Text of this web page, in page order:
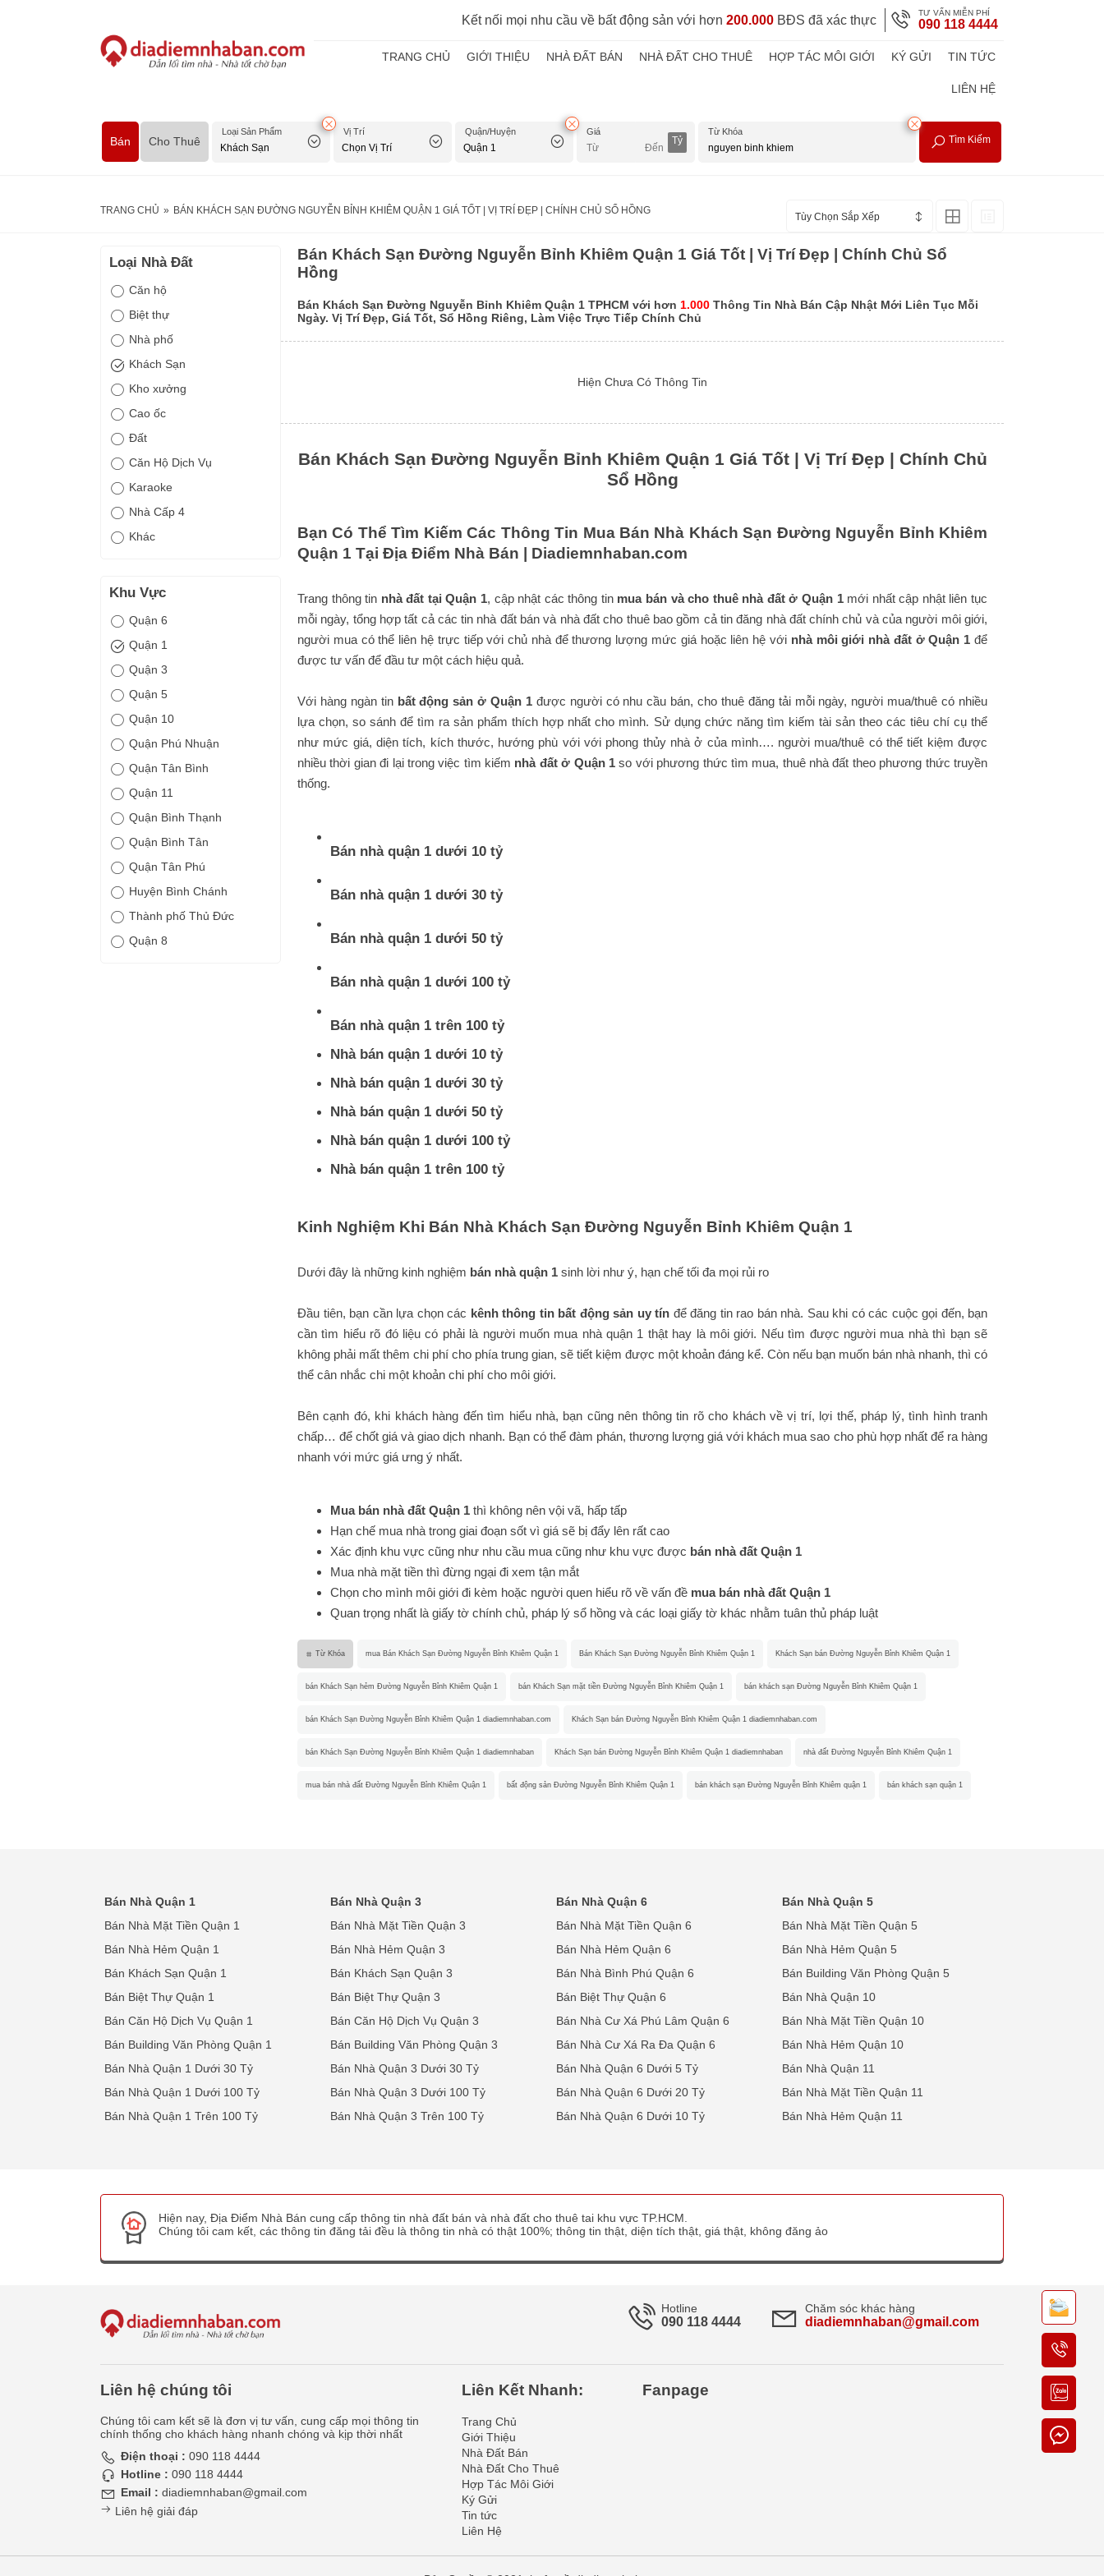
Kết nối mọi nhu cầu về bất động sản với hơn 200.000 BĐS đã xác thực TƯ VẤN MIỄN PHÍ
090 118 4444
TRANG CHỦ GIỚI THIỆU NHÀ ĐẤT BÁN NHÀ ĐẤT CHO THUÊ HỢP TÁC MÔI GIỚI KÝ GỬI TIN TỨC
LIÊN HỆ
Bán Cho Thuê
Loại Sản Phẩm Vị Trí Quận/Huyện Giá
Tỷ
Từ Khóa
Tìm Kiếm
TRANG CHỦ » BÁN KHÁCH SẠN ĐƯỜNG NGUYỄN BỈNH KHIÊM QUẬN 1 GIÁ TỐT | VỊ TRÍ ĐẸP | CHÍNH CHỦ SỔ HỒNG
Tùy Chọn Sắp Xếp
Loại Nhà Đất
Căn hộ
Biệt thự
Nhà phố
Khách Sạn
Kho xưởng
Cao ốc
Đất
Căn Hộ Dịch Vụ
Karaoke
Nhà Cấp 4
Khác
Khu Vực
Quận 6
Quận 1
Quận 3
Quận 5
Quận 10
Quận Phú Nhuận
Quận Tân Bình
Quận 11
Quận Bình Thạnh
Quận Bình Tân
Quận Tân Phú
Huyện Bình Chánh
Thành phố Thủ Đức
Quận 8
Bán Khách Sạn Đường Nguyễn Bỉnh Khiêm Quận 1 Giá Tốt | Vị Trí Đẹp | Chính Chủ Sổ
Hồng
Bán Khách Sạn Đường Nguyễn Bỉnh Khiêm Quận 1 TPHCM với hơn 1.000 Thông Tin Nhà Bán Cập Nhật Mới Liên Tục Mỗi
Ngày. Vị Trí Đẹp, Giá Tốt, Sổ Hồng Riêng, Làm Việc Trực Tiếp Chính Chủ
Hiện Chưa Có Thông Tin
Bán Khách Sạn Đường Nguyễn Bỉnh Khiêm Quận 1 Giá Tốt | Vị Trí Đẹp | Chính Chủ
Sổ Hồng
Bạn Có Thể Tìm Kiếm Các Thông Tin Mua Bán Nhà Khách Sạn Đường Nguyễn Bỉnh Khiêm
Quận 1 Tại Địa Điểm Nhà Bán | Diadiemnhaban.com
Trang thông tin nhà đất tại Quận 1, cập nhật các thông tin mua bán và cho thuê nhà đất ở Quận 1mới nhất cập nhật liên tục
mỗi ngày, tổng hợp tất cả các tin nhà đất bán và nhà đất cho thuê bao gồm cả tin đăng nhà đất chính chủ và của người môi giới,
người mua có thể liên hệ trực tiếp với chủ nhà để thương lượng mức giá hoặc liên hệ với nhà môi giới nhà đất ở Quận 1 để
được tư vấn để đầu tư một cách hiệu quả.
Với hàng ngàn tin bất động sản ở Quận 1được người có nhu cầu bán, cho thuê đăng tải mỗi ngày, người mua/thuê có nhiều
lựa chọn, so sánh để tìm ra sản phẩm thích hợp nhất cho mình. Sử dụng chức năng tìm kiếm tài sản theo các tiêu chí cụ thể
như mức giá, diện tích, kích thước, hướng phù với với phong thủy nhà ở của mình…. người mua/thuê có thể tiết kiệm được
nhiều thời gian đi lại trong việc tìm kiếm nhà đất ở Quận 1 so với phương thức tìm mua, thuê nhà đất theo phương thức truyền
thống.
Bán nhà quận 1 dưới 10 tỷ
Bán nhà quận 1 dưới 30 tỷ
Bán nhà quận 1 dưới 50 tỷ
Bán nhà quận 1 dưới 100 tỷ
Bán nhà quận 1 trên 100 tỷ
Nhà bán quận 1 dưới 10 tỷ
Nhà bán quận 1 dưới 30 tỷ
Nhà bán quận 1 dưới 50 tỷ
Nhà bán quận 1 dưới 100 tỷ
Nhà bán quận 1 trên 100 tỷ
Kinh Nghiệm Khi Bán Nhà Khách Sạn Đường Nguyễn Bỉnh Khiêm Quận 1
Dưới đây là những kinh nghiệm bán nhà quận 1 sinh lời như ý, hạn chế tối đa mọi rủi ro
Đầu tiên, bạn cần lựa chọn các kênh thông tin bất động sản uy tín để đăng tin rao bán nhà. Sau khi có các cuộc gọi đến, bạn
cần tìm hiểu rõ đó liệu có phải là người muốn mua nhà quận 1 thật hay là môi giới. Nếu tìm được người mua nhà thì bạn sẽ
không phải mất thêm chi phí cho phía trung gian, sẽ tiết kiệm được một khoản đáng kể. Còn nếu bạn muốn bán nhà nhanh, thì có
thể cân nhắc chi một khoản chi phí cho môi giới.
Bên cạnh đó, khi khách hàng đến tìm hiểu nhà, bạn cũng nên thông tin rõ cho khách về vị trí, lợi thế, pháp lý, tình hình tranh
chấp… để chốt giá và giao dịch nhanh. Bạn có thể đàm phán, thương lượng giá với khách mua sao cho phù hợp nhất để ra hàng
nhanh với mức giá ưng ý nhất.
Mua bán nhà đất Quận 1 thì không nên vội vã, hấp tấp
Hạn chế mua nhà trong giai đoạn sốt vì giá sẽ bị đẩy lên rất cao
Xác định khu vực cũng như nhu cầu mua cũng như khu vực được bán nhà đất Quận 1
Mua nhà mặt tiền thì đừng ngại đi xem tận mắt
Chọn cho mình môi giới đi kèm hoặc người quen hiểu rõ về vấn đề mua bán nhà đất Quận 1
Quan trọng nhất là giấy tờ chính chủ, pháp lý sổ hồng và các loại giấy tờ khác nhằm tuân thủ pháp luật
Từ Khóa mua Bán Khách Sạn Đường Nguyễn Bỉnh Khiêm Quận 1 Bán Khách Sạn Đường Nguyễn Bỉnh Khiêm Quận 1 Khách Sạn bán Đường Nguyễn Bỉnh Khiêm Quận 1
bán Khách Sạn hẻm Đường Nguyễn Bỉnh Khiêm Quận 1 bán Khách Sạn mặt tiền Đường Nguyễn Bỉnh Khiêm Quận 1 bán khách sạn Đường Nguyễn Bỉnh Khiêm Quận 1
bán Khách Sạn Đường Nguyễn Bỉnh Khiêm Quận 1 diadiemnhaban.com Khách Sạn bán Đường Nguyễn Bỉnh Khiêm Quận 1 diadiemnhaban.com
bán Khách Sạn Đường Nguyễn Bỉnh Khiêm Quận 1 diadiemnhaban Khách Sạn bán Đường Nguyễn Bỉnh Khiêm Quận 1 diadiemnhaban nhà đất Đường Nguyễn Bỉnh Khiêm Quận 1
mua bán nhà đất Đường Nguyễn Bỉnh Khiêm Quận 1 bất động sản Đường Nguyễn Bỉnh Khiêm Quận 1 bán khách sạn Đường Nguyễn Bỉnh Khiêm quận 1 bán khách sạn quận 1
Bán Nhà Quận 1 Bán Nhà Quận 3 Bán Nhà Quận 6
Bán Nhà Quận 5
Bán Nhà Mặt Tiền Quận 1
Bán Nhà Mặt Tiền Quận 3 Bán Nhà Mặt Tiền Quận 6
Bán Nhà Mặt Tiền Quận 5
Bán Nhà Hẻm Quận 1
Bán Nhà Hẻm Quận 3 Bán Nhà Hẻm Quận 6
Bán Nhà Hẻm Quận 5
Bán Khách Sạn Quận 1
Bán Khách Sạn Quận 3 Bán Nhà Bình Phú Quận 6
Bán Building Văn Phòng Quận 5
Bán Biệt Thự Quận 1
Bán Biệt Thự Quận 3 Bán Biệt Thự Quận 6
Bán Nhà Quận 10
Bán Căn Hộ Dịch Vụ Quận 1
Bán Căn Hộ Dịch Vụ Quận 3 Bán Nhà Cư Xá Phú Lâm Quận 6
Bán Nhà Mặt Tiền Quận 10
Bán Building Văn Phòng Quận 1
Bán Building Văn Phòng Quận 3 Bán Nhà Cư Xá Ra Đa Quận 6
Bán Nhà Hẻm Quận 10
Bán Nhà Quận 1 Dưới 30 Tỷ
Bán Nhà Quận 3 Dưới 30 Tỷ Bán Nhà Quận 6 Dưới 5 Tỷ
Bán Nhà Quận 11
Bán Nhà Quận 1 Dưới 100 Tỷ
Bán Nhà Quận 3 Dưới 100 Tỷ Bán Nhà Quận 6 Dưới 20 Tỷ
Bán Nhà Mặt Tiền Quận 11
Bán Nhà Quận 1 Trên 100 Tỷ
Bán Nhà Quận 3 Trên 100 Tỷ Bán Nhà Quận 6 Dưới 10 Tỷ Bán Nhà Hẻm Quận 11
Hiện nay, Địa Điểm Nhà Bán cung cấp thông tin nhà đất bán và nhà đất cho thuê tai khu vực TP.HCM.
Chúng tôi cam kết, các thông tin đăng tải đều là thông tin nhà có thật 100%; thông tin thật, diện tích thật, giá thật, không đăng ảo
Hotline
090 118 4444
Chăm sóc khác hàng
diadiemnhaban@gmail.com
Liên hệ chúng tôi
Chúng tôi cam kết sẽ là đơn vị tư vấn, cung cấp mọi thông tin
chính thống cho khách hàng nhanh chóng và kịp thời nhất
Điện thoại : 090 118 4444
Hotline : 090 118 4444
Email : diadiemnhaban@gmail.com
Liên hệ giải đáp
Liên Kết Nhanh:
Trang Chủ
Giới Thiệu
Nhà Đất Bán
Nhà Đất Cho Thuê
Hợp Tác Môi Giới
Ký Gửi
Tin tức
Liên Hệ
Fanpage